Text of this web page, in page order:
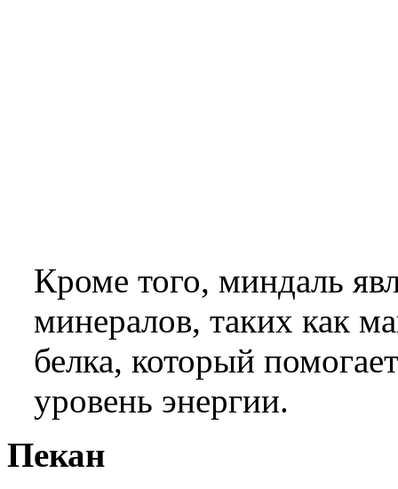
Кроме того, миндаль
минералов, таких как
белка, который
уровень энергии.
Пекан